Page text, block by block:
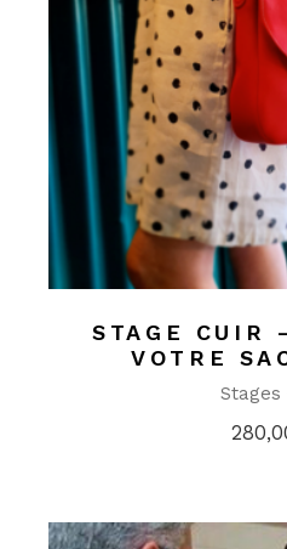
STAGE CUIR
VOTRE
Stages